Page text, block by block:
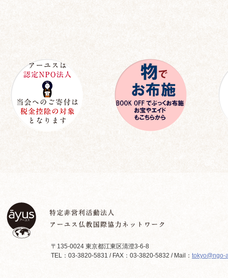
〒135-0024 東京都江東区清澄3-6-8
TEL：03-3820-5831 / FAX：03-3820-5832 / Mail： tokyo@ngo-